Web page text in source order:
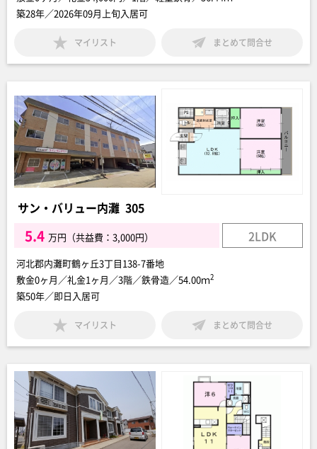
築28年／2026年09月上旬入居可
マイリスト まとめて問合せ
サン・バリュー内灘 305
5.4 万円（共益費：3,000円） 2LDK
河北郡内灘町鶴ヶ丘3丁目138-7番地
敷金0ヶ月／礼金1ヶ月／3階／鉄骨造／54.00ｍ2
築50年／即日入居可
マイリスト まとめて問合せ